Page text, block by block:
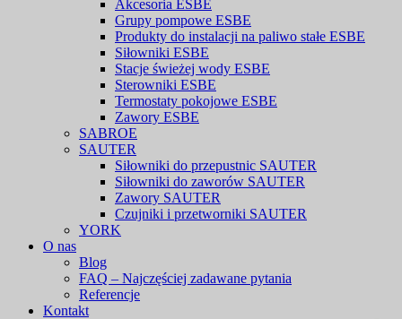
Akcesoria ESBE
Grupy pompowe ESBE
Produkty do instalacji na paliwo stałe ESBE
Siłowniki ESBE
Stacje świeżej wody ESBE
Sterowniki ESBE
Termostaty pokojowe ESBE
Zawory ESBE
SABROE
SAUTER
Siłowniki do przepustnic SAUTER
Siłowniki do zaworów SAUTER
Zawory SAUTER
Czujniki i przetworniki SAUTER
YORK
O nas
Blog
FAQ – Najczęściej zadawane pytania
Referencje
Kontakt